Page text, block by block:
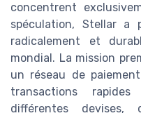
concentrent
spéculation, Stellar a
radicalement et
mondial. La mission
un réseau de
transactions
différentes devises,